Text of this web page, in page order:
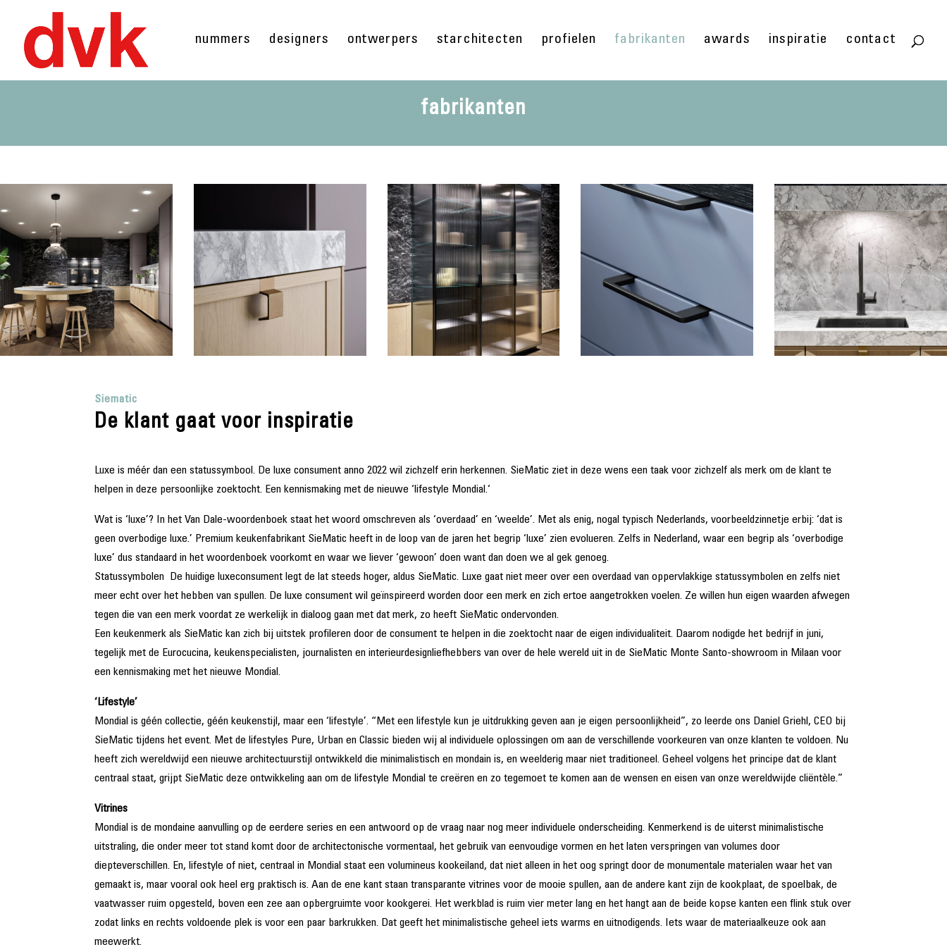
nummers designers ontwerpers starchitecten profielen fabrikanten awards inspiratie contact
fabrikanten
Siematic
De klant gaat voor inspiratie
Luxe is méér dan een statussymbool. De luxe consument anno 2022 wil zichzelf erin herkennen. SieMatic ziet in deze wens een taak voor zichzelf als merk om de klant te
helpen in deze persoonlijke zoektocht. Een kennismaking met de nieuwe ‘lifestyle Mondial.‘
Wat is ‘luxe’? In het Van Dale-woordenboek staat het woord omschreven als ‘overdaad’ en ‘weelde’. Met als enig, nogal typisch Nederlands, voorbeeldzinnetje erbij: ‘dat is
geen overbodige luxe.’ Premium keukenfabrikant SieMatic heeft in de loop van de jaren het begrip ‘luxe’ zien evolueren. Zelfs in Nederland, waar een begrip als ‘overbodige
luxe’ dus standaard in het woordenboek voorkomt en waar we liever ‘gewoon’ doen want dan doen we al gek genoeg.
Statussymbolen De huidige luxeconsument legt de lat steeds hoger, aldus SieMatic. Luxe gaat niet meer over een overdaad van oppervlakkige statussymbolen en zelfs niet
meer echt over het hebben van spullen. De luxe consument wil geïnspireerd worden door een merk en zich ertoe aangetrokken voelen. Ze willen hun eigen waarden afwegen
tegen die van een merk voordat ze werkelijk in dialoog gaan met dat merk, zo heeft SieMatic ondervonden.
Een keukenmerk als SieMatic kan zich bij uitstek profileren door de consument te helpen in die zoektocht naar de eigen individualiteit. Daarom nodigde het bedrijf in juni,
tegelijk met de Eurocucina, keukenspecialisten, journalisten en interieurdesignliefhebbers van over de hele wereld uit in de SieMatic Monte Santo-showroom in Milaan voor
een kennismaking met het nieuwe Mondial.
‘Lifestyle’
Mondial is géén collectie, géén keukenstijl, maar een ‘lifestyle’. “Met een lifestyle kun je uitdrukking geven aan je eigen persoonlijkheid”, zo leerde ons Daniel Griehl, CEO bij
SieMatic tijdens het event. Met de lifestyles Pure, Urban en Classic bieden wij al individuele oplossingen om aan de verschillende voorkeuren van onze klanten te voldoen. Nu
heeft zich wereldwijd een nieuwe architectuurstijl ontwikkeld die minimalistisch en mondain is, en weelderig maar niet traditioneel. Geheel volgens het principe dat de klant
centraal staat, grijpt SieMatic deze ontwikkeling aan om de lifestyle Mondial te creëren en zo tegemoet te komen aan de wensen en eisen van onze wereldwijde cliëntèle.”
Vitrines
Mondial is de mondaine aanvulling op de eerdere series en een antwoord op de vraag naar nog meer individuele onderscheiding. Kenmerkend is de uiterst minimalistische
uitstraling, die onder meer tot stand komt door de architectonische vormentaal, het gebruik van eenvoudige vormen en het laten verspringen van volumes door
diepteverschillen. En, lifestyle of niet, centraal in Mondial staat een volumineus kookeiland, dat niet alleen in het oog springt door de monumentale materialen waar het van
gemaakt is, maar vooral ook heel erg praktisch is. Aan de ene kant staan transparante vitrines voor de mooie spullen, aan de andere kant zijn de kookplaat, de spoelbak, de
vaatwasser ruim opgesteld, boven een zee aan opbergruimte voor kookgerei. Het werkblad is ruim vier meter lang en het hangt aan de beide kopse kanten een flink stuk over
zodat links en rechts voldoende plek is voor een paar barkrukken. Dat geeft het minimalistische geheel iets warms en uitnodigends. Iets waar de materiaalkeuze ook aan
meewerkt.